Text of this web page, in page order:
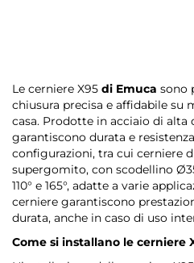
Le cerniere X95 di Emuca sono
chiusura precisa e affidabile su
casa. Prodotte in acciaio di alta
garantiscono durata e
configurazioni, tra cui cerniere
supergomito, con scodellino
110° e 165°, adatte a varie
cerniere garantiscono
durata, anche in caso di uso
Come si installano le cerniere